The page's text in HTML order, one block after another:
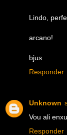
Lindo,
arcano!
bjus
Responder
Unknown
Vou ali
Responder